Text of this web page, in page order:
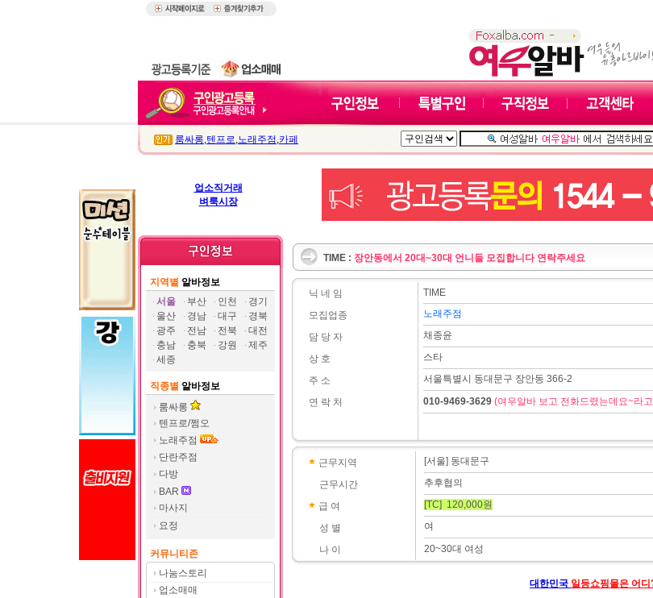
룸싸롱,텐프로,노래주점 ,카페
업소직거래
벼룩시장
지역별 알바정보
서울
부산 인천
경기
울산
경남 대구
경북
광주
전남 전북
대전
충남
충북 강원
제주
세종
직종별 알바정보
룸싸롱
텐프로/쩜오
노래주점
단란주점
다방
BAR
마사지
요정
커뮤니티존
나눔스토리
업소매매
TIME : 장안동에서 20대~30대 언니들 모집합니다 연락주세요
닉 네 임
모집업종
담 당 자
상 호
주 소
연 락 처
TIME
노래주점
채종윤
스타
서울특별시 동대문구 장안동 366-2
010-9469-3629 (여우알바 보고 전화드렸는데요~라
근무지역
근무시간
급 여
성 별
나 이
[서울] 동대문구
추후협의
[TC] 120,000원
여
20~30대 여성
대한민국 일등쇼핑몰은 어디